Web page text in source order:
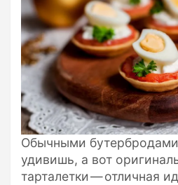
Обычными
удивишь, а вот
тарталетки — отличная